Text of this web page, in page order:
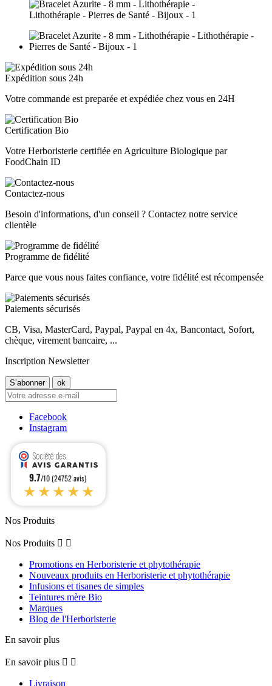
Expédition sous 24h
Votre commande est preparée et expédiée chez vous en 24H
Certification Bio
Votre Herboristerie certifiée en Agriculture Biologique par
FoodChain ID
Contactez-nous
Besoin d'informations, d'un conseil ? Contactez notre service
clientèle
Programme de fidélité
Parce que vous nous faites confiance, votre fidélité est récompensée
Paiements sécurisés
CB, Visa, MasterCard, Paypal, Paypal en 4x, Bancontact, Sofort,
chèque, virement bancaire, ...
Inscription Newsletter
Facebook
Instagram
9.7/10 (24752 avis)
★★★★★
Nos Produits
Nos Produits  
Promotions en Herboristerie et phytothérapie
Nouveaux produits en Herboristerie et phytothérapie
Infusions et tisanes de simples
Teintures mère Bio
Marques
Blog de l'Herboristerie
En savoir plus
En savoir plus  
Livraison